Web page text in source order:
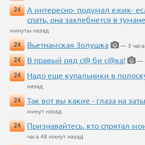
24
А интересно- подумал ежик-
спать, она захлебнется в
минуты назад
24
Вьетнамская Золушка
— 3
24
В правый ряд с@ би с@ка!
—
24
Надо еще купальники в
назад
24
Так вот вы какие - глаза на
минут назад
24
Признавайтесь, кто спрятал
часа 48 минут назад